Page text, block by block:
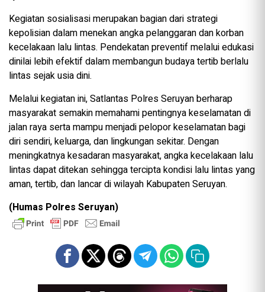
Kegiatan sosialisasi merupakan bagian dari strategi
kepolisian dalam menekan angka pelanggaran dan korban
kecelakaan lalu lintas. Pendekatan preventif melalui edukasi
dinilai lebih efektif dalam membangun budaya tertib berlalu
lintas sejak usia dini.
Melalui kegiatan ini, Satlantas Polres Seruyan berharap
masyarakat semakin memahami pentingnya keselamatan di
jalan raya serta mampu menjadi pelopor keselamatan bagi
diri sendiri, keluarga, dan lingkungan sekitar. Dengan
meningkatnya kesadaran masyarakat, angka kecelakaan lalu
lintas dapat ditekan sehingga tercipta kondisi lalu lintas yang
aman, tertib, dan lancar di wilayah Kabupaten Seruyan.
(Humas Polres Seruyan)